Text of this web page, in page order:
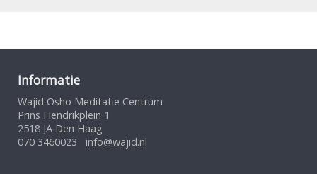
Informatie
Wajid Osho Meditatie Centrum
Prins Hendrikplein 1
2518 JA Den Haag
070 3460023 info@wajid.nl